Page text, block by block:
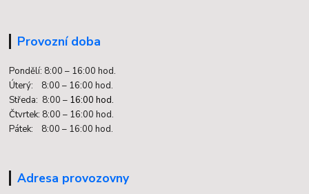
Provozní doba
Pondělí: 8:00 – 16:00 hod.
Úterý: 8:00 – 16:00 hod.
Středa: 8:00 – 16:00 hod.
Čtvrtek: 8:00 – 16:00 hod.
Pátek: 8:00 – 16:00 hod.
Adresa provozovny